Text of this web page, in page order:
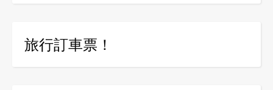
旅行訂車票！